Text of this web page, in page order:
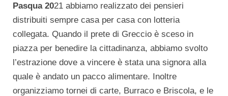
Pasqua 2021 abbiamo realizzato dei pensieri
distribuiti sempre casa per casa con lotteria
collegata. Quando il prete di Greccio è sceso in
piazza per benedire la cittadinanza, abbiamo svolto
l’estrazione dove a vincere è stata una signora alla
quale è andato un pacco alimentare. Inoltre
organizziamo tornei di carte, Burraco e Briscola, e le